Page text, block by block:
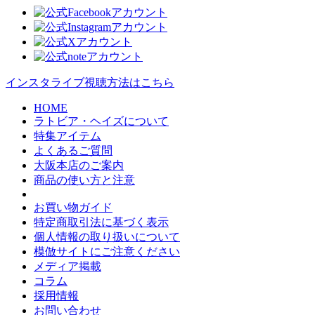
インスタライブ視聴方法はこちら
HOME
ラトビア・ヘイズについて
特集アイテム
よくあるご質問
大阪本店のご案内
商品の使い方と注意
お買い物ガイド
特定商取引法に基づく表示
個人情報の取り扱いについて
模倣サイトにご注意ください
メディア掲載
コラム
採用情報
お問い合わせ